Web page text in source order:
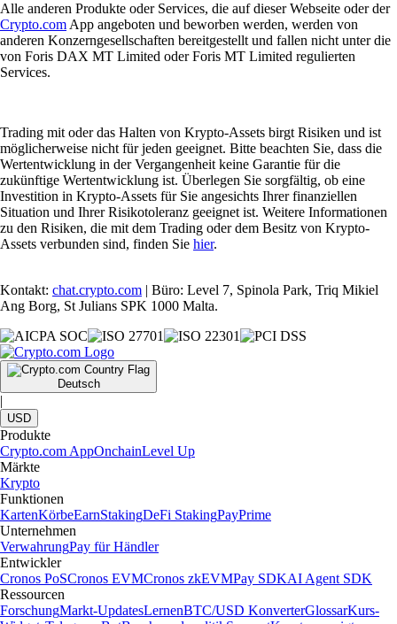
Alle anderen Produkte oder Services, die auf dieser Webseite oder der
Crypto.com App angeboten und beworben werden, werden von
anderen Konzerngesellschaften bereitgestellt und fallen nicht unter die
von Foris DAX MT Limited oder Foris MT Limited regulierten
Services.
Trading mit oder das Halten von Krypto-Assets birgt Risiken und ist
möglicherweise nicht für jeden geeignet. Bitte beachten Sie, dass die
Wertentwicklung in der Vergangenheit keine Garantie für die
zukünftige Wertentwicklung ist. Überlegen Sie sorgfältig, ob eine
Investition in Krypto-Assets für Sie angesichts Ihrer finanziellen
Situation und Ihrer Risikotoleranz geeignet ist. Weitere Informationen
zu den Risiken, die mit dem Trading oder dem Besitz von Krypto-
Assets verbunden sind, finden Sie hier.
Kontakt: chat.crypto.com | Büro: Level 7, Spinola Park, Triq Mikiel
Ang Borg, St Julians SPK 1000 Malta.
Deutsch
|
USD
Produkte
Crypto.com AppOnchainLevel Up
Märkte
Krypto
Funktionen
KartenKörbeEarnStakingDeFi StakingPayPrime
Unternehmen
VerwahrungPay für Händler
Entwickler
Cronos PoSCronos EVMCronos zkEVMPay SDKAI Agent SDK
Ressourcen
ForschungMarkt-UpdatesLernenBTC/USD KonverterGlossarKurs-